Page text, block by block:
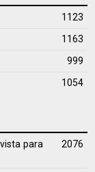
1123
1163
999
1054
para
2076